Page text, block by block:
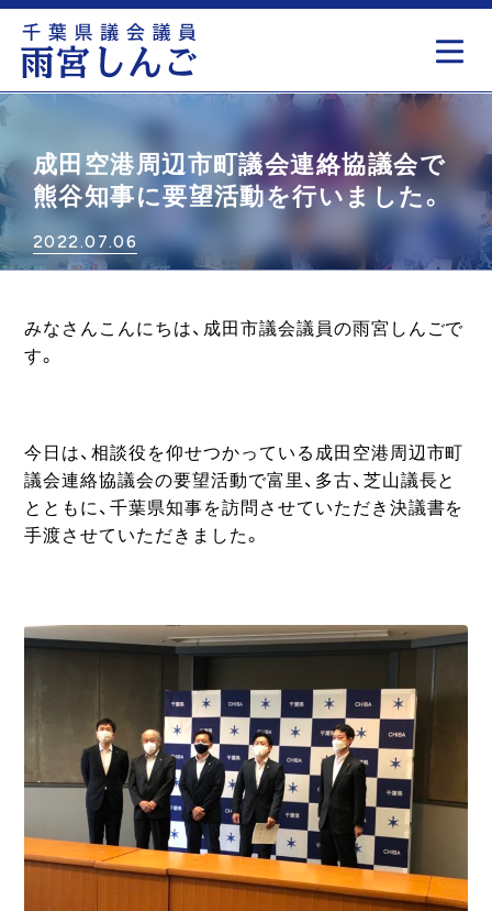
成田空港周辺市町議会連絡協議会で
熊谷知事に要望活動を行いました。
2022.07.06
みなさんこんにちは、成田市議会議員の雨宮しんごで
す。
今日は、相談役を仰せつかっている成田空港周辺市町
議会連絡協議会の要望活動で富里、多古、芝山議長と
とともに、千葉県知事を訪問させていただき決議書を
手渡させていただきました。